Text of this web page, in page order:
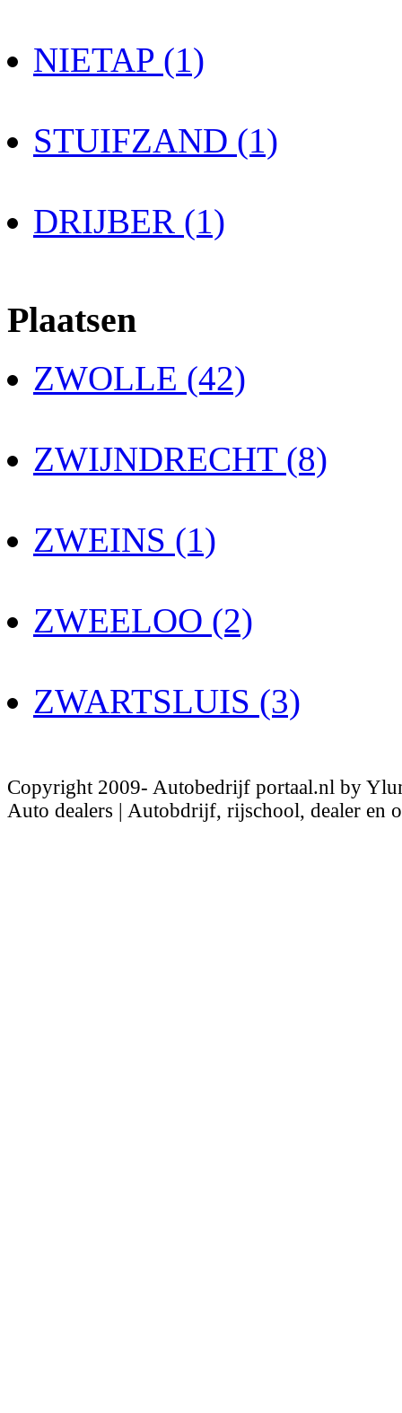
NIETAP (1)
STUIFZAND (1)
DRIJBER (1)
Plaatsen
ZWOLLE (42)
ZWIJNDRECHT (8)
ZWEINS (1)
ZWEELOO (2)
ZWARTSLUIS (3)
Copyright 2009- Autobedrijf portaal.nl by
Auto dealers | Autobdrijf, rijschool, dealer en